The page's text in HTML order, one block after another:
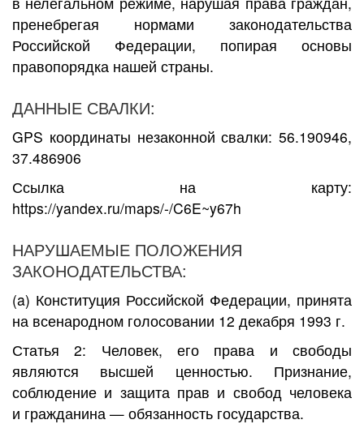
пренебрегая нормами законодательства
Российской Федерации, попирая основы
правопорядка нашей страны.
ДАННЫЕ СВАЛКИ:
GPS координаты незаконной свалки: 56.190946,
37.486906
Ссылка на карту:
https://yandex.ru/maps/-/C6E~y67h
НАРУШАЕМЫЕ ПОЛОЖЕНИЯ
ЗАКОНОДАТЕЛЬСТВА:
(a) Конституция Российской Федерации, принята
на всенародном голосовании 12 декабря 1993 г.
Статья 2: Человек, его права и свободы
являются высшей ценностью. Признание,
соблюдение и защита прав и свобод человека
и гражданина — обязанность государства.